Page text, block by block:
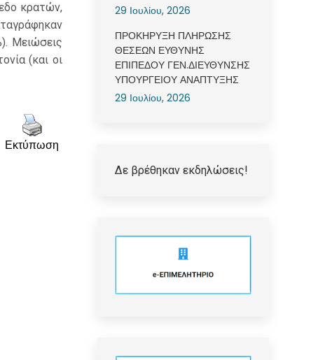
κρατών,
Μειώσεις
(και οι
Εκτύπωση
29 Ιουλίου, 2026
ΠΡΟΚΗΡΥΞΗ ΠΛΗΡΩΣΗΣ
ΘΕΣΕΩΝ ΕΥΘΥΝΗΣ
ΕΠΙΠΕΔΟΥ ΓΕΝ.ΔΙΕΥΘΥΝΣΗΣ
ΥΠΟΥΡΓΕΙΟΥ ΑΝΑΠΤΥΞΗΣ
29 Ιουλίου, 2026
Δε βρέθηκαν εκδηλώσεις!